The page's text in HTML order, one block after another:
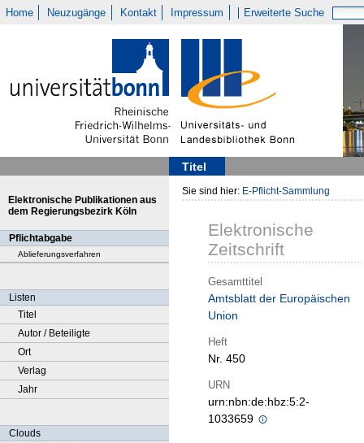
Home Neuzugänge Kontakt Impressum Erweiterte Suche
Titel
Elektronische Publikationen aus
dem Regierungsbezirk Köln
Pflichtabgabe
Ablieferungsverfahren
Listen
Titel
Autor / Beteiligte
Ort
Verlag
Jahr
Clouds
Sie sind hier: E-Pflicht-Sammlung
Elektronische
Zeitschrift
Gesamttitel
Amtsblatt der Europäischen
Union
Heft
Nr. 450
URN
urn:nbn:de:hbz:5:2-
1033659